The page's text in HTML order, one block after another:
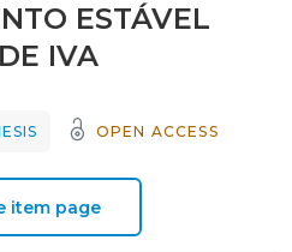
ESTÁVEL
IVA
OPEN ACCESS
item page